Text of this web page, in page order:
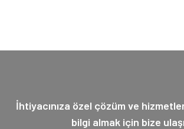
İhtiyacınıza özel çözüm ve
bilgi almak için bize